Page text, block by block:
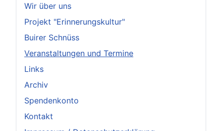
Wir über uns
Projekt "Erinnerungskultur"
Buirer Schnüss
Veranstaltungen und Termine
Links
Archiv
Spendenkonto
Kontakt